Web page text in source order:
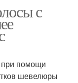
с
при помощи
шевелюры